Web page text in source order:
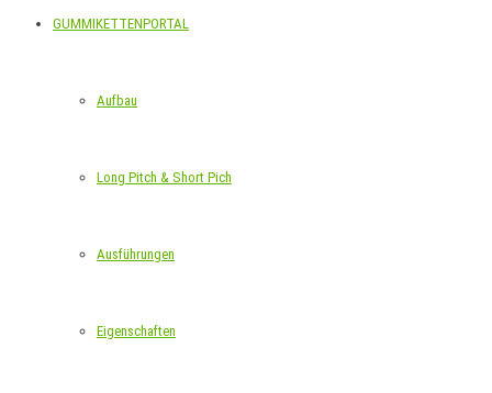
GUMMIKETTENPORTAL
Aufbau
Long Pitch & Short Pich
Ausführungen
Eigenschaften